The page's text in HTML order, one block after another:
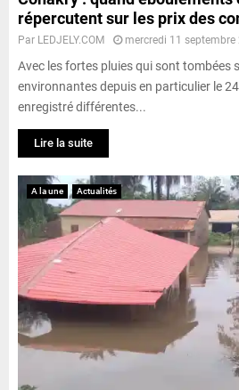
répercutent sur les prix des
Par LEDJELY.COM mercredi 11 septembre
Avec les fortes pluies qui sont tombées
environnantes depuis en particulier le
enregistré différentes...
Lire la suite
A la une Actualités